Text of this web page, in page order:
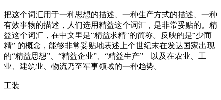
把这个词汇用于一种思想的描述、一种生产方式的描述、一种
有效事物的描述，人们选用精益这个词汇，是非常妥贴的。精
益这个词汇，在中文里是“精益求精”的简称。反映的是“少而
精” 的概念，能够非常妥贴地表述上个世纪末在发达国家出现
的“精益思想”、“精益企业”、“精益生产”，以及在农业、工
业、建筑业、物流乃至军事领域的一种趋势。
工装